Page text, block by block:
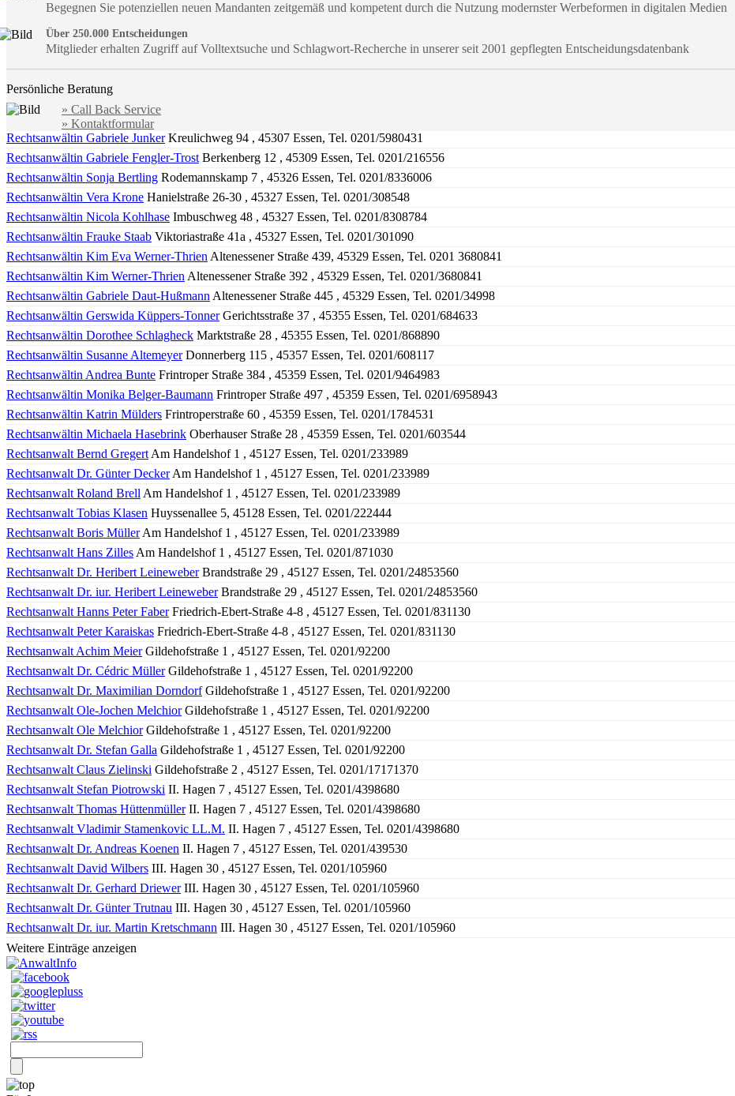
Begegnen Sie potenziellen neuen Mandanten zeitgemäß und kompetent durch die Nutzung modernster Werbeformen in digitalen Medien
Über 250.000 Entscheidungen
Mitglieder erhalten Zugriff auf Volltextsuche und Schlagwort-Recherche in unserer seit 2001 gepflegten Entscheidungsdatenbank
Persönliche Beratung
» Call Back Service
» Kontaktformular
Rechtsanwältin Gabriele JunkerKreulichweg 94 , 45307 Essen, Tel. 0201/5980431
Rechtsanwältin Gabriele Fengler-Trost Berkenberg 12 , 45309 Essen, Tel. 0201/216556
Rechtsanwältin Sonja Bertling Rodemannskamp 7 , 45326 Essen, Tel. 0201/8336006
Rechtsanwältin Vera Krone Hanielstraße 26-30 , 45327 Essen, Tel. 0201/308548
Rechtsanwältin Nicola Kohlhase Imbuschweg 48 , 45327 Essen, Tel. 0201/8308784
Rechtsanwältin Frauke Staab Viktoriastraße 41a , 45327 Essen, Tel. 0201/301090
Rechtsanwältin Kim Eva Werner-Thrien Altenessener Straße 439, 45329 Essen, Tel. 0201 3680841
Rechtsanwältin Kim Werner-Thrien Altenessener Straße 392 , 45329 Essen, Tel. 0201/3680841
Rechtsanwältin Gabriele Daut-Hußmann Altenessener Straße 445 , 45329 Essen, Tel. 0201/34998
Rechtsanwältin Gerswida Küppers-TonnerGerichtsstraße 37 , 45355 Essen, Tel. 0201/684633
Rechtsanwältin Dorothee Schlagheck Marktstraße 28 , 45355 Essen, Tel. 0201/868890
Rechtsanwältin Susanne AltemeyerDonnerberg 115 , 45357 Essen, Tel. 0201/608117
Rechtsanwältin Andrea Bunte Frintroper Straße 384 , 45359 Essen, Tel. 0201/9464983
Rechtsanwältin Monika Belger-Baumann Frintroper Straße 497 , 45359 Essen, Tel. 0201/6958943
Rechtsanwältin Katrin Mülders Frintroperstraße 60 , 45359 Essen, Tel. 0201/1784531
Rechtsanwältin Michaela Hasebrink Oberhauser Straße 28 , 45359 Essen, Tel. 0201/603544
Rechtsanwalt Bernd Gregert Am Handelshof 1 , 45127 Essen, Tel. 0201/233989
Rechtsanwalt Dr. Günter DeckerAm Handelshof 1 , 45127 Essen, Tel. 0201/233989
Rechtsanwalt Roland Brell Am Handelshof 1 , 45127 Essen, Tel. 0201/233989
Rechtsanwalt Tobias Klasen Huyssenallee 5, 45128 Essen, Tel. 0201/222444
Rechtsanwalt Boris MüllerAm Handelshof 1 , 45127 Essen, Tel. 0201/233989
Rechtsanwalt Hans Zilles Am Handelshof 1 , 45127 Essen, Tel. 0201/871030
Rechtsanwalt Dr. Heribert LeineweberBrandstraße 29 , 45127 Essen, Tel. 0201/24853560
Rechtsanwalt Dr. iur. Heribert LeineweberBrandstraße 29 , 45127 Essen, Tel. 0201/24853560
Rechtsanwalt Hanns Peter FaberFriedrich-Ebert-Straße 4-8 , 45127 Essen, Tel. 0201/831130
Rechtsanwalt Peter Karaiskas Friedrich-Ebert-Straße 4-8 , 45127 Essen, Tel. 0201/831130
Rechtsanwalt Achim MeierGildehofstraße 1 , 45127 Essen, Tel. 0201/92200
Rechtsanwalt Dr. Cédric MüllerGildehofstraße 1 , 45127 Essen, Tel. 0201/92200
Rechtsanwalt Dr. Maximilian DorndorfGildehofstraße 1 , 45127 Essen, Tel. 0201/92200
Rechtsanwalt Ole-Jochen MelchiorGildehofstraße 1 , 45127 Essen, Tel. 0201/92200
Rechtsanwalt Ole MelchiorGildehofstraße 1 , 45127 Essen, Tel. 0201/92200
Rechtsanwalt Dr. Stefan Galla Gildehofstraße 1 , 45127 Essen, Tel. 0201/92200
Rechtsanwalt Claus Zielinski Gildehofstraße 2 , 45127 Essen, Tel. 0201/17171370
Rechtsanwalt Stefan Piotrowski II. Hagen 7 , 45127 Essen, Tel. 0201/4398680
Rechtsanwalt Thomas HüttenmüllerII. Hagen 7 , 45127 Essen, Tel. 0201/4398680
Rechtsanwalt Vladimir Stamenkovic LL.M. II. Hagen 7 , 45127 Essen, Tel. 0201/4398680
Rechtsanwalt Dr. Andreas Koenen II. Hagen 7 , 45127 Essen, Tel. 0201/439530
Rechtsanwalt David Wilbers III. Hagen 30 , 45127 Essen, Tel. 0201/105960
Rechtsanwalt Dr. Gerhard DriewerIII. Hagen 30 , 45127 Essen, Tel. 0201/105960
Rechtsanwalt Dr. Günter Trutnau III. Hagen 30 , 45127 Essen, Tel. 0201/105960
Rechtsanwalt Dr. iur. Martin Kretschmann III. Hagen 30 , 45127 Essen, Tel. 0201/105960
Weitere Einträge anzeigen